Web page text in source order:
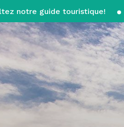
notre guide touristique!